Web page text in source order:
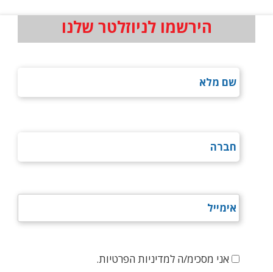
הירשמו לניוזלטר שלנו
אני מסכימ/ה למדיניות הפרטיות.